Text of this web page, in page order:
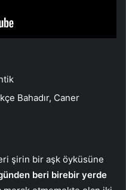
Bahadır, Caner
şirin bir aşk öyküsüne
beri birebir yerde